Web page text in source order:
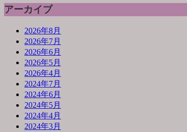
アーカイブ
2026年8月
2026年7月
2026年6月
2026年5月
2026年4月
2024年7月
2024年6月
2024年5月
2024年4月
2024年3月